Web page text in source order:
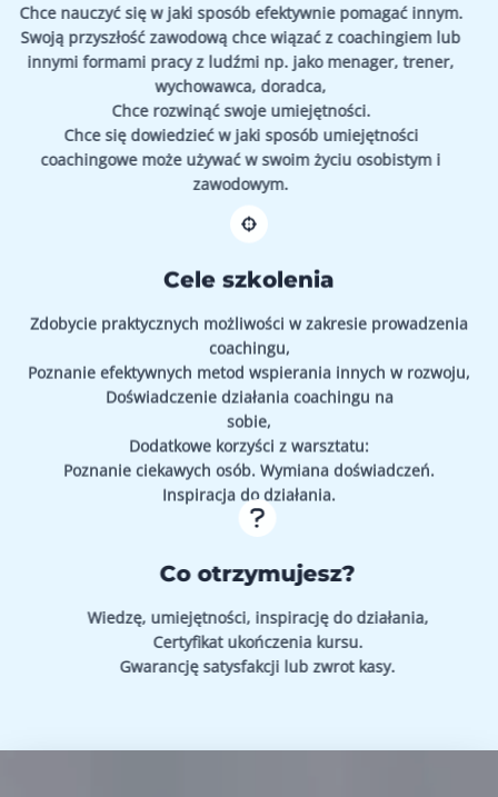
Chce nauczyć się w jaki sposób efektywnie pomagać innym.
Swoją przyszłość zawodową chce wiązać z coachingiem lub
innymi formami pracy z ludźmi np. jako menager, trener,
wychowawca, doradca,
Chce rozwinąć swoje umiejętności.
Chce się dowiedzieć w jaki sposób umiejętności
coachingowe może używać w swoim życiu osobistym i
zawodowym.
Cele szkolenia
Zdobycie praktycznych możliwości w zakresie prowadzenia
coachingu,
Poznanie efektywnych metod wspierania innych w rozwoju,
Doświadczenie działania coachingu na
sobie,
Dodatkowe korzyści z warsztatu:
Poznanie ciekawych osób. Wymiana doświadczeń.
Inspiracja do działania.
Co otrzymujesz?
Wiedzę, umiejętności, inspirację do działania,
Certyfikat ukończenia kursu.
Gwarancję satysfakcji lub zwrot kasy.